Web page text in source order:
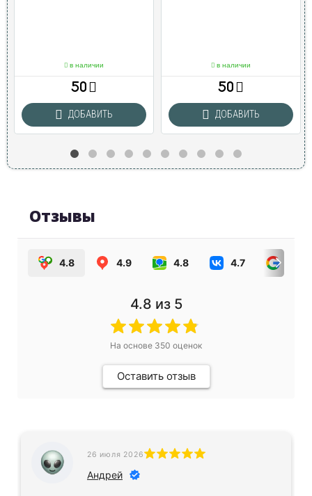
в наличии
50
ДОБАВИТЬ
в наличии
50
ДОБАВИТЬ
Отзывы
4.8 4.9 4.8 4.7
4.8 из 5
На основе 350 оценок
Оставить отзыв
26 июля 2026
Андрей